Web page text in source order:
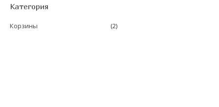
Категория
Корзины (2)